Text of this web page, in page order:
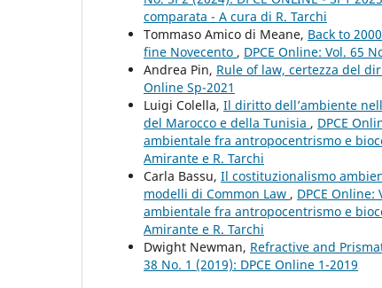
comparata - A cura di R. Tarchi
Tommaso Amico di Meane, Back to
fine Novecento , DPCE Online: Vol. 65
Andrea Pin, Rule of law, certezza del
Online Sp-2021
Luigi Colella, Il diritto dell’ambiente
del Marocco e della Tunisia , DPCE
ambientale fra antropocentrismo e
Amirante e R. Tarchi
Carla Bassu, Il costituzionalismo
modelli di Common Law , DPCE Online:
ambientale fra antropocentrismo e
Amirante e R. Tarchi
Dwight Newman, Refractive and
38 No. 1 (2019): DPCE Online 1-2019